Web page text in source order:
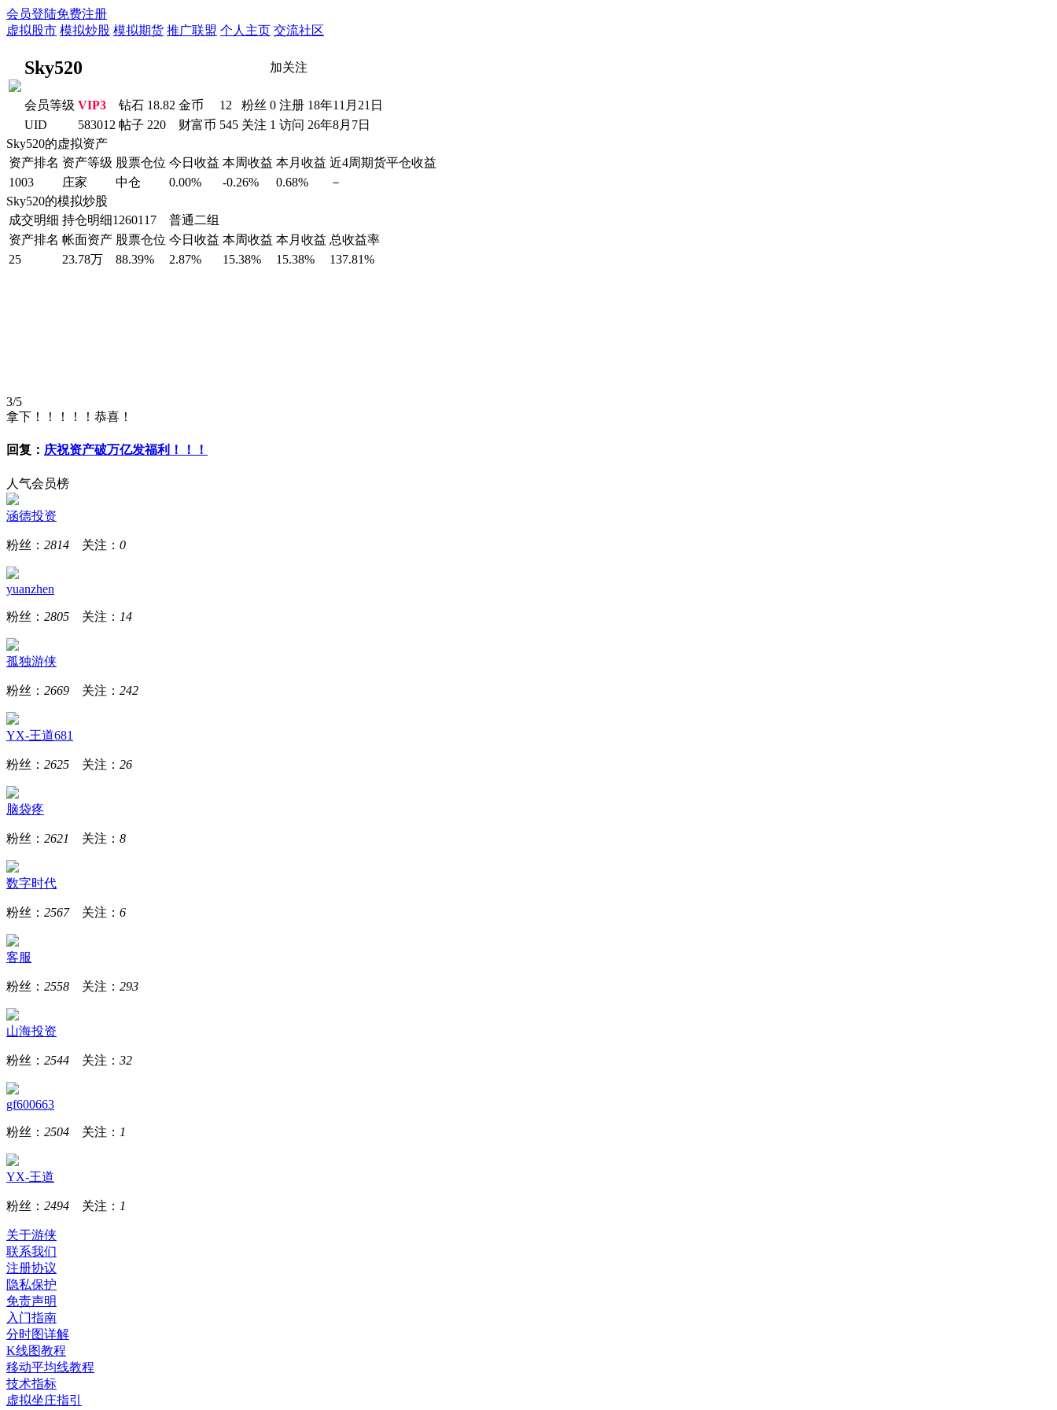
会员登陆免费注册
虚拟股市 模拟炒股 模拟期货 推广联盟 个人主页 交流社区
Sky520 加关注
会员等级 VIP3 钻石 18.82 金币 12 粉丝 0 注册 18年11月21日
UID
583012 帖子 220 财富币 545 关注 1 访问 26年8月7日
Sky520的虚拟资产
资产排名 资产等级 股票仓位 今日收益 本周收益 本月收益 近4周期货平仓收益
1003
庄家 中仓 0.00% -0.26% 0.68%
－
Sky520的模拟炒股
成交明细 持仓明细1260117 普通二组
资产排名 帐面资产 股票仓位 今日收益 本周收益 本月收益 总收益率
25
23.78万 88.39% 2.87% 15.38% 15.38% 137.81%
3/5
拿下！！！！！恭喜！
回复： 庆祝资产破万亿发福利！！！
人气会员榜
涵德投资
粉丝： 2814 关注： 0
yuanzhen
粉丝： 2805 关注： 14
孤独游侠
粉丝： 2669 关注： 242
YX-王道681
粉丝： 2625 关注： 26
脑袋疼
粉丝： 2621 关注： 8
数字时代
粉丝： 2567关注： 6
客服
粉丝： 2558 关注： 293
山海投资
粉丝： 2544 关注： 32
gf600663
粉丝： 2504 关注： 1
YX-王道
粉丝： 2494 关注： 1
关于游侠
联系我们
注册协议
隐私保护
免责声明
入门指南
分时图详解
K线图教程
移动平均线教程
技术指标
虚拟坐庄指引